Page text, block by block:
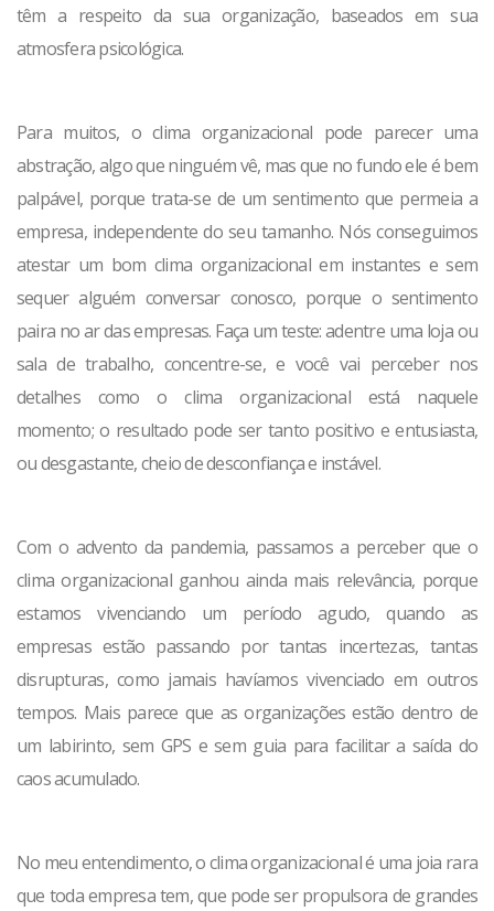
têm a respeito da sua organização, baseados em sua
atmosfera psicológica.
Para muitos, o clima organizacional pode parecer uma
abstração, algo que ninguém vê, mas que no fundo ele é bem
palpável, porque trata-se de um sentimento que permeia a
empresa, independente do seu tamanho. Nós conseguimos
atestar um bom clima organizacional em instantes e sem
sequer alguém conversar conosco, porque o sentimento
paira no ar das empresas. Faça um teste: adentre uma loja ou
sala de trabalho, concentre-se, e você vai perceber nos
detalhes como o clima organizacional está naquele
momento; o resultado pode ser tanto positivo e entusiasta,
ou desgastante, cheio de desconfiança e instável.
Com o advento da pandemia, passamos a perceber que o
clima organizacional ganhou ainda mais relevância, porque
estamos vivenciando um período agudo, quando as
empresas estão passando por tantas incertezas, tantas
disrupturas, como jamais havíamos vivenciado em outros
tempos. Mais parece que as organizações estão dentro de
um labirinto, sem GPS e sem guia para facilitar a saída do
caos acumulado.
No meu entendimento, o clima organizacional é uma joia rara
que toda empresa tem, que pode ser propulsora de grandes